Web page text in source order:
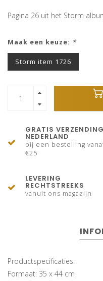
Pagina 26 uit het Storm
Maak een keuze: *
Storm item 1726
GRATIS VERZENDING
NEDERLAND
bij een bestelling
€25
LEVERING
RECHTSTREEKS
vanuit ons magazijn
Productspecificaties:
Formaat: 35 x 44 cm